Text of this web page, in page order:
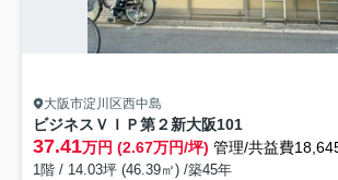
大阪市淀川区西中島
ビジネスＶＩＰ第２新大阪101
37.41万円 (2.67万円/坪) 管理/共益費
1階 / 14.03坪 (46.39㎡) /築45年